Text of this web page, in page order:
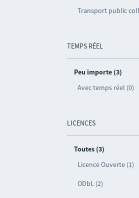
Transport public
TEMPS RÉEL
Peu importe (3)
Avec temps réel (0)
LICENCES
Toutes (3)
Licence Ouverte (1)
ODbL (2)